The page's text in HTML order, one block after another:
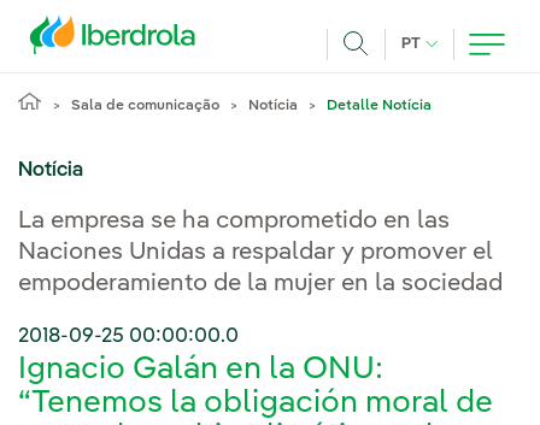
PT IDIOMA ATUAL,
Sala de comunicação Notícia Detalle Notícia
Notícia
La empresa se ha comprometido en las
Naciones Unidas a respaldar y promover el
empoderamiento de la mujer en la sociedad
2018-09-25 00:00:00.0
Ignacio Galán en la ONU:
“Tenemos la obligación moral de